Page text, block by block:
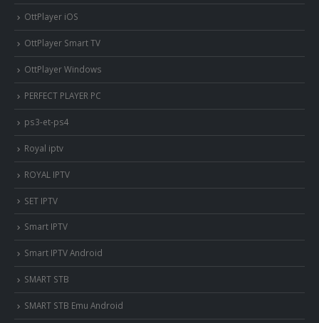
OttPlayer iOS
OttPlayer Smart TV
OttPlayer Windows
PERFECT PLAYER PC
ps3-et-ps4
Royal iptv
ROYAL IPTV
SET IPTV
Smart IPTV
Smart IPTV Android
SMART STB
SMART STB Emu Android